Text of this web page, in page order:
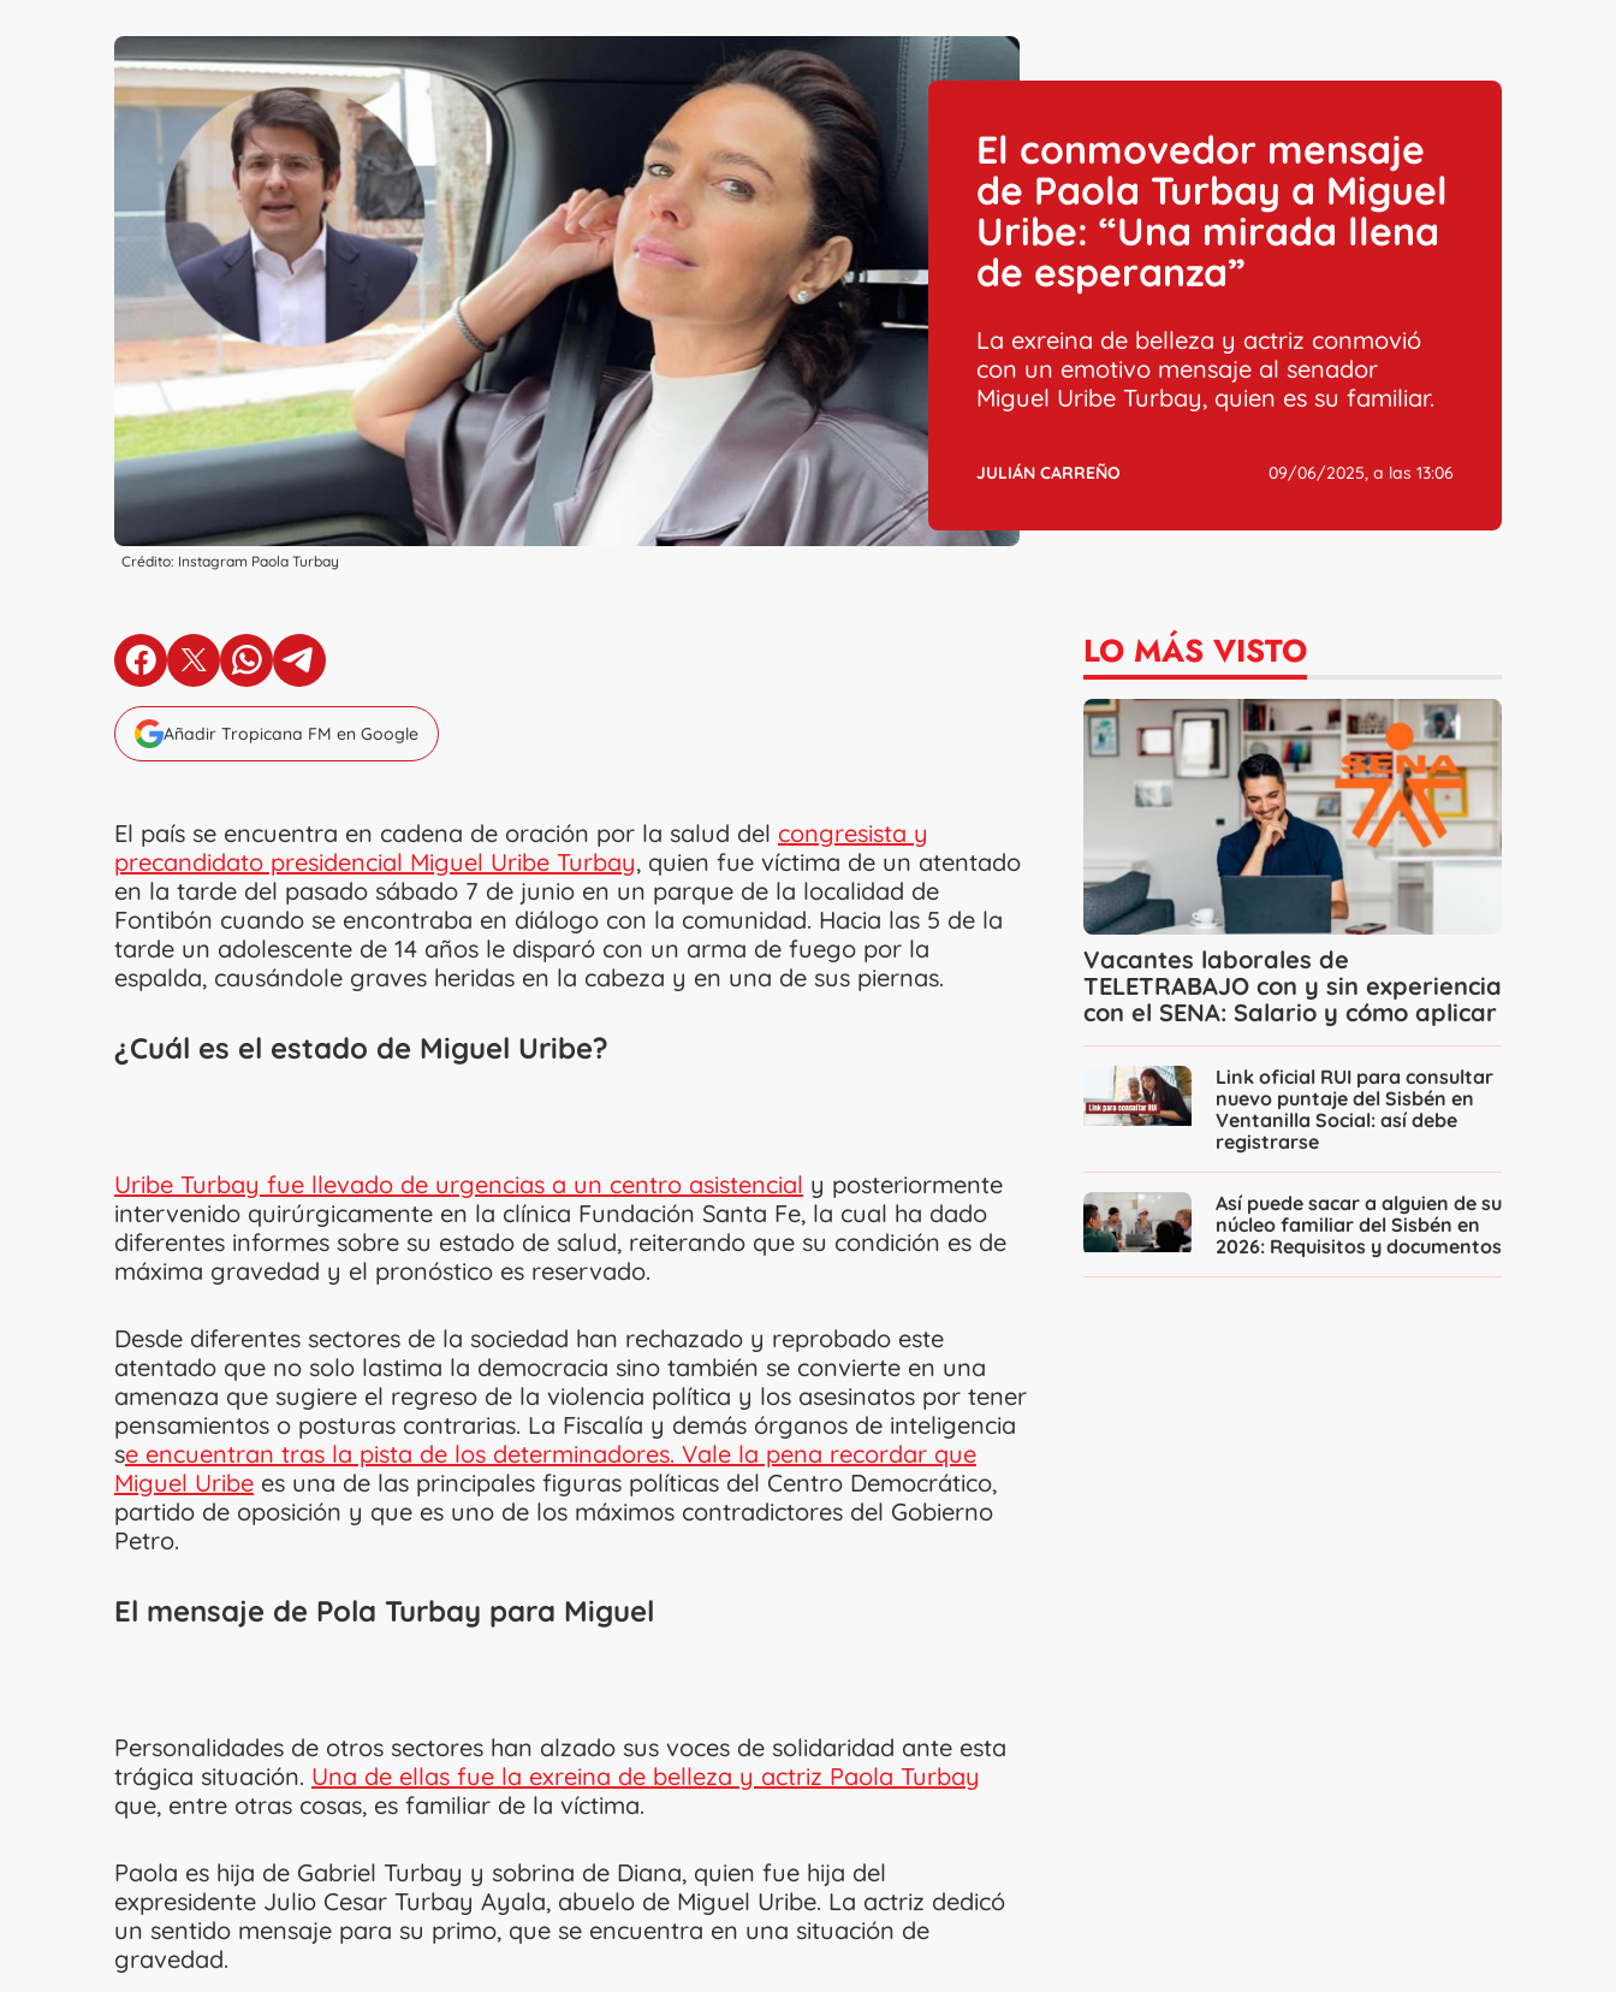
Crédito: Instagram Paola Turbay
El conmovedor mensaje
de Paola Turbay a Miguel
Uribe: “Una mirada llena
de esperanza”
La exreina de belleza y actriz conmovió
con un emotivo mensaje al senador
Miguel Uribe Turbay, quien es su familiar.
JULIÁN CARREÑO 09/06/2025, a las 13:06
en Facebook
en X en Whatsapp
en Telegram
Añadir Tropicana FM en Google
El país se encuentra en cadena de oración por la salud del congresista y
precandidato presidencial Miguel Uribe Turbay, quien fue víctima de un atentado
en la tarde del pasado sábado 7 de junio en un parque de la localidad de
Fontibón cuando se encontraba en diálogo con la comunidad. Hacia las 5 de la
tarde un adolescente de 14 años le disparó con un arma de fuego por la
espalda, causándole graves heridas en la cabeza y en una de sus piernas.
¿Cuál es el estado de Miguel Uribe?
Uribe Turbay fue llevado de urgencias a un centro asistencial y posteriormente
intervenido quirúrgicamente en la clínica Fundación Santa Fe, la cual ha dado
diferentes informes sobre su estado de salud, reiterando que su condición es de
máxima gravedad y el pronóstico es reservado.
Desde diferentes sectores de la sociedad han rechazado y reprobado este
atentado que no solo lastima la democracia sino también se convierte en una
amenaza que sugiere el regreso de la violencia política y los asesinatos por tener
pensamientos o posturas contrarias. La Fiscalía y demás órganos de inteligencia
se encuentran tras la pista de los determinadores. Vale la pena recordar que
Miguel Uribe es una de las principales figuras políticas del Centro Democrático,
partido de oposición y que es uno de los máximos contradictores del Gobierno
Petro.
El mensaje de Pola Turbay para Miguel
Personalidades de otros sectores han alzado sus voces de solidaridad ante esta
trágica situación. Una de ellas fue la exreina de belleza y actriz Paola Turbay
que, entre otras cosas, es familiar de la víctima.
Paola es hija de Gabriel Turbay y sobrina de Diana, quien fue hija del
expresidente Julio Cesar Turbay Ayala, abuelo de Miguel Uribe. La actriz dedicó
un sentido mensaje para su primo, que se encuentra en una situación de
gravedad.
LO MÁS VISTO
Vacantes laborales de
TELETRABAJO con y sin experiencia
con el SENA: Salario y cómo aplicar
Link oficial RUI para consultar
nuevo puntaje del Sisbén en
Ventanilla Social: así debe
registrarse
Así puede sacar a alguien de su
núcleo familiar del Sisbén en
2026: Requisitos y documentos